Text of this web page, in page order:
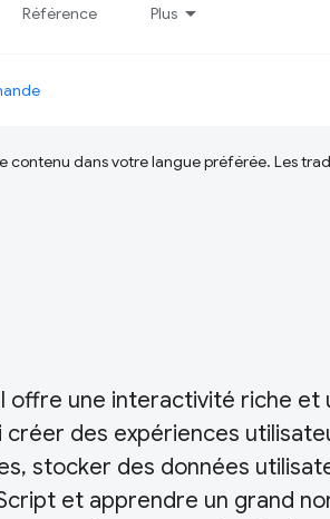
Référence Plus
contenu dans votre langue préférée. Les
offre une interactivité riche et
créer des expériences
stocker des données
et apprendre un grand